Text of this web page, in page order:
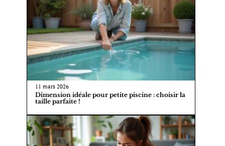
11 mars 2026
Dimension idéale pour petite piscine : choisir la
taille parfaite !